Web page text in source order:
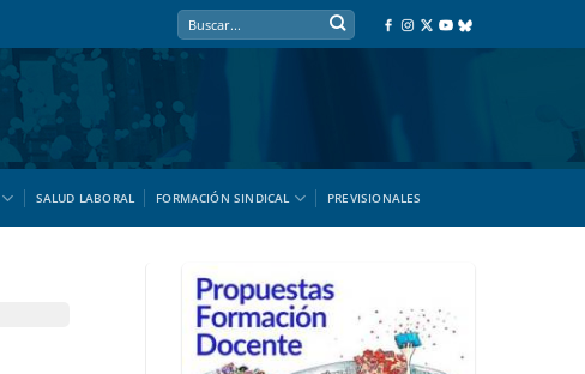
SALUD LABORAL FORMACIÓN SINDICAL PREVISIONALES